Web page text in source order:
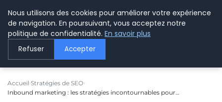
LE WEBMARKETING
Accueil Stratégies de SEO
Inbound marketing : les stratégies incontournables pour…
Nous utilisons des cookies pour améliorer votre expérience
de navigation. En poursuivant, vous acceptez notre
politique de confidentialité. En savoir plus
Refuser Accepter